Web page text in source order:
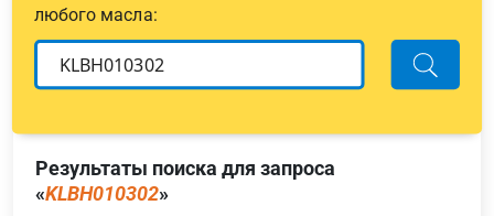
любого масла:
Результаты поиска для запроса
«KLBH010302»